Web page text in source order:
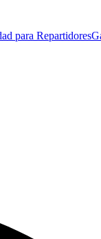
para Repartidores